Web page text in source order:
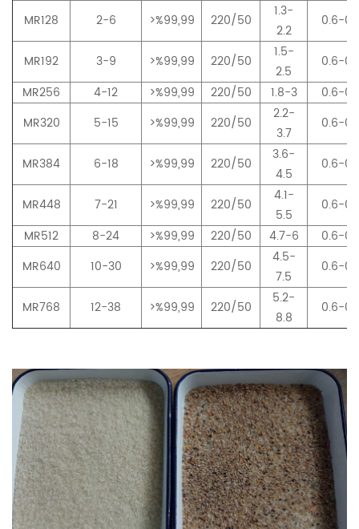
MR128
2-6 >%99,99 220/50
1.3-
2.2
0.6-
MR192 3-9 >%99,99 220/50
1.5-
2.5
0.6-
MR256
4-12 >%99,99 220/50 1.8-3
0.6-
MR320
5-15 >%99,99 220/50
2.2-
3.7
0.6-
MR384 6-18 >%99,99 220/50
3.6-
4.5
0.6-
MR448 7-21 >%99,99 220/50
4.1-
5.5
0.6-
MR512
8-24 >%99,99 220/50 4.7-6
0.6-
MR640
10-30 >%99,99 220/50
4.5-
7.5
0.6-
MR768 12-38 >%99,99 220/50
5.2-
8.8
0.6-